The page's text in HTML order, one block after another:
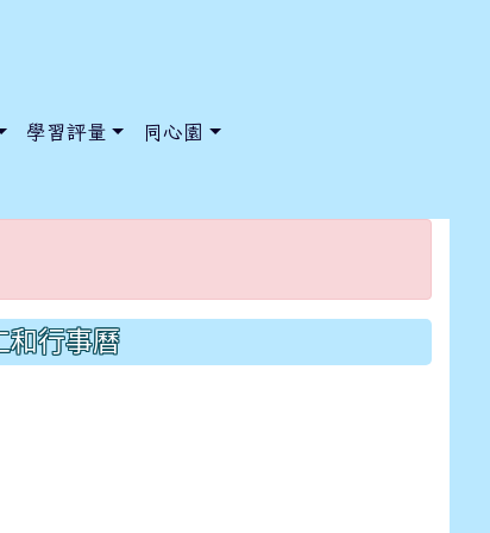
學習評量 同心園
和行事曆
style=font-size: 1rem; background-
style=font-size: 1rem; background-